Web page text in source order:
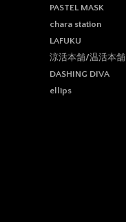
PASTEL MASK
chara station
LAFUKU
涼活本舗/温活本舗
DASHING DIVA
ellips